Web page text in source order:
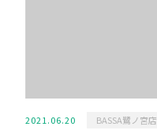
2021.06.20 BASSA鷺ノ宮店